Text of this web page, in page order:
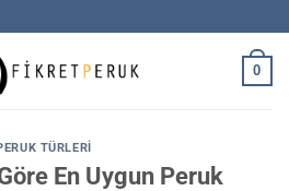
0
TÜRLERI
En Uygun Peruk